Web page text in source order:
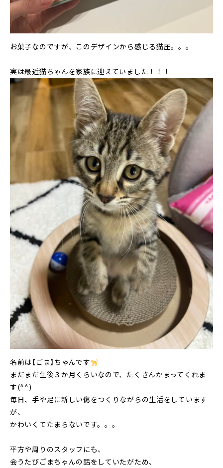
お菓子なのですが、このデザインから感じる猫圧。。。
実は最近猫ちゃんを家族に迎えていました！！！
名前は【ごま】ちゃんです
まだまだ生後３か月くらいなので、たくさんかまってくれま
す(^^)
毎日、手や足に新しい傷をつくりながらの生活をしています
が、
かわいくてたまらないです。。。
平方や周りのスタッフにも、
会うたびごまちゃんの話をしていたがため、